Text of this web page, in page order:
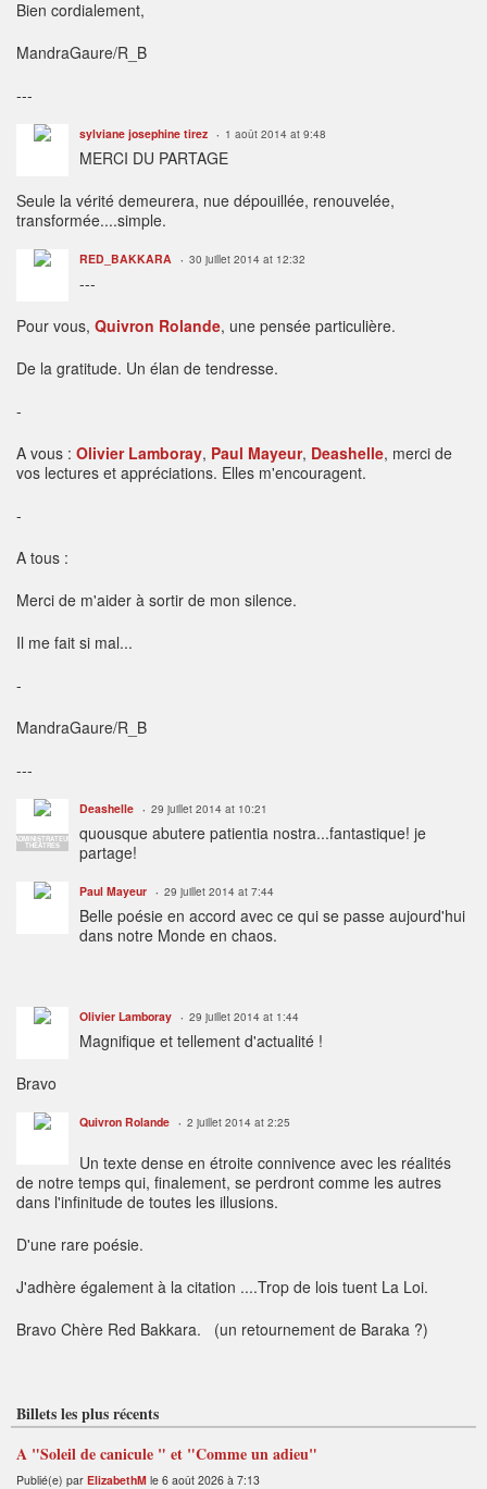
Bien cordialement,
MandraGaure/R_B
---
sylviane josephine tirez 1 août 2014 at 9:48
MERCI DU PARTAGE
Seule la vérité demeurera, nue dépouillée, renouvelée,
transformée....simple.
RED_BAKKARA 30 juillet 2014 at 12:32
---
Pour vous, Quivron Rolande, une pensée particulière.
De la gratitude. Un élan de tendresse.
-
A vous : Olivier Lamboray, Paul Mayeur, Deashelle, merci de
vos lectures et appréciations. Elles m'encouragent.
-
A tous :
Merci de m'aider à sortir de mon silence.
Il me fait si mal...
-
MandraGaure/R_B
---
ADMINISTRATEUR
THÉÂTRES
Deashelle 29 juillet 2014 at 10:21
quousque abutere patientia nostra...fantastique! je
partage!
Paul Mayeur 29 juillet 2014 at 7:44
Belle poésie en accord avec ce qui se passe aujourd'hui
dans notre Monde en chaos.
Olivier Lamboray 29 juillet 2014 at 1:44
Magnifique et tellement d'actualité !
Bravo
Quivron Rolande 2 juillet 2014 at 2:25
Un texte dense en étroite connivence avec les réalités
de notre temps qui, finalement, se perdront comme les autres
dans l'infinitude de toutes les illusions.
D'une rare poésie.
J'adhère également à la citation ....Trop de lois tuent La Loi.
Bravo Chère Red Bakkara. (un retournement de Baraka ?)
Billets les plus récents
A "Soleil de canicule " et "Comme un adieu"
Publié(e) par ElizabethM le 6 août 2026 à 7:13